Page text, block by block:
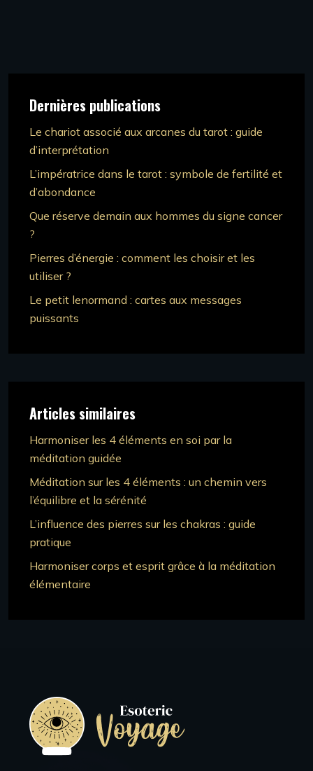
Dernières publications
Le chariot associé aux arcanes du tarot : guide
d’interprétation
L’impératrice dans le tarot : symbole de fertilité et
d’abondance
Que réserve demain aux hommes du signe cancer
?
Pierres d’énergie : comment les choisir et les
utiliser ?
Le petit lenormand : cartes aux messages
puissants
Articles similaires
Harmoniser les 4 éléments en soi par la
méditation guidée
Méditation sur les 4 éléments : un chemin vers
l’équilibre et la sérénité
L’influence des pierres sur les chakras : guide
pratique
Harmoniser corps et esprit grâce à la méditation
élémentaire